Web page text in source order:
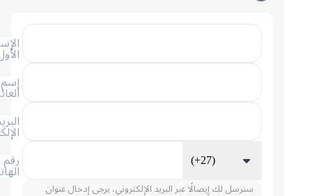
العائلة
الإلكتروني
الهاتف
سنرسل لك إيصالًا عبر البريد الإلكتروني، يرجى إدخال عنوان